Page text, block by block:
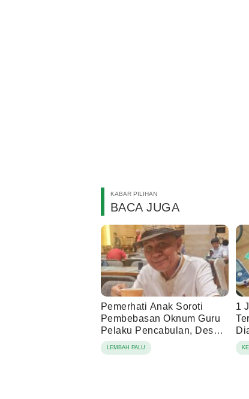
KABAR PILIHAN
BACA JUGA
Pemerhati Anak Soroti
Pembebasan Oknum Guru
Pelaku Pencabulan, Desak
Proses Hukum Dilanjutkan
LEMBAH PALU
1